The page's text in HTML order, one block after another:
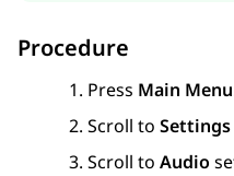
Procedure
Press Main Menu
Scroll to Settings
Scroll to Audio